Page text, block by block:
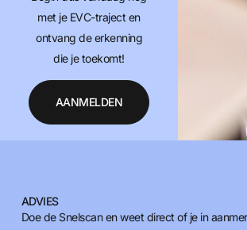
met je EVC-traject en
ontvang de erkenning
die je toekomt!
AANMELDEN
ADVIES
Doe de Snelscan en weet direct of je in